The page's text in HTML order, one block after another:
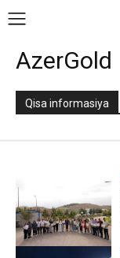
AzerGold
Qisa informasiya